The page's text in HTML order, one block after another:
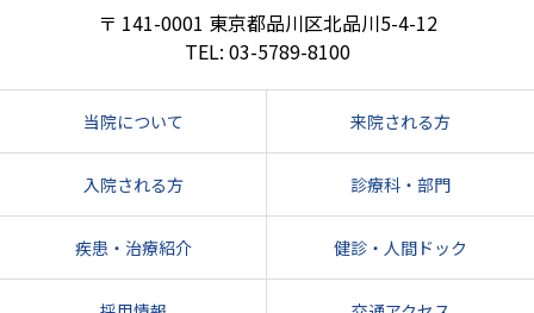
141-0001 東京都品川区北品川5-4-12
03-5789-8100
当院について 来院される方
入院される方 診療科・部門
疾患・治療紹介 健診・人間ドック